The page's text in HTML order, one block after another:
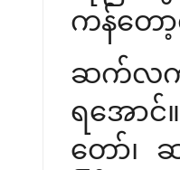
ကန်တေ
ဆက်လက်ပ
ရအောင်
တော်၊